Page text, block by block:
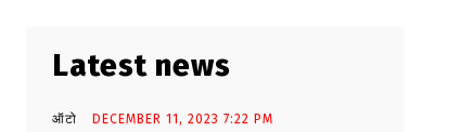
Latest news
ऑटो DECEMBER 11, 2023 7:22 PM